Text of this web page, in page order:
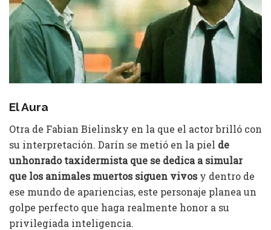
El Aura
Otra de Fabian Bielinsky en la que el actor brilló con
su interpretación. Darín se metió en la piel de
unhonrado taxidermista que se dedica a simular
que los animales muertos siguen vivosy dentro de
ese mundo de apariencias, este personaje planea un
golpe perfecto que haga realmente honor a su
privilegiada inteligencia.